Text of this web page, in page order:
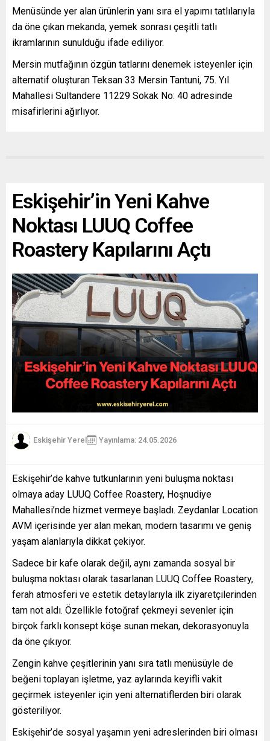
Menüsünde yer alan ürünlerin yanı sıra el yapımı tatlılarıyla
da öne çıkan mekanda, yemek sonrası çeşitli tatlı
ikramlarının sunulduğu ifade ediliyor.
Mersin mutfağının özgün tatlarını denemek isteyenler için
alternatif oluşturan Teksan 33 Mersin Tantuni, 75. Yıl
Mahallesi Sultandere 11229 Sokak No: 40 adresinde
misafirlerini ağırlıyor.
Eskişehir’in Yeni Kahve
Noktası LUUQ Coffee
Roastery Kapılarını Açtı
Eskişehir Yerel Yayınlama: 24.05.2026
Eskişehir’de kahve tutkunlarının yeni buluşma noktası
olmaya aday LUUQ Coffee Roastery, Hoşnudiye
Mahallesi’nde hizmet vermeye başladı. Zeydanlar Location
AVM içerisinde yer alan mekan, modern tasarımı ve geniş
yaşam alanlarıyla dikkat çekiyor.
Sadece bir kafe olarak değil, aynı zamanda sosyal bir
buluşma noktası olarak tasarlanan LUUQ Coffee Roastery,
ferah atmosferi ve estetik detaylarıyla ilk ziyaretçilerinden
tam not aldı. Özellikle fotoğraf çekmeyi sevenler için
birçok farklı konsept köşe sunan mekan, dekorasyonuyla
da öne çıkıyor.
Zengin kahve çeşitlerinin yanı sıra tatlı menüsüyle de
beğeni toplayan işletme, yaz aylarında keyifli vakit
geçirmek isteyenler için yeni alternatiflerden biri olarak
gösteriliyor.
Eskişehir’de sosyal yaşamın yeni adreslerinden biri olması